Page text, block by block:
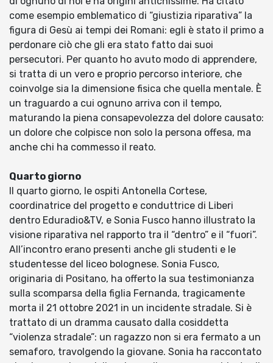
come esempio emblematico di “giustizia riparativa” la
figura di Gesù ai tempi dei Romani: egli è stato il primo a
perdonare ciò che gli era stato fatto dai suoi
persecutori. Per quanto ho avuto modo di apprendere,
si tratta di un vero e proprio percorso interiore, che
coinvolge sia la dimensione fisica che quella mentale. È
un traguardo a cui ognuno arriva con il tempo,
maturando la piena consapevolezza del dolore causato:
un dolore che colpisce non solo la persona offesa, ma
anche chi ha commesso il reato.
Quarto giorno
Il quarto giorno, le ospiti Antonella Cortese,
coordinatrice del progetto e conduttrice di Liberi
dentro Eduradio&TV, e Sonia Fusco hanno illustrato la
visione riparativa nel rapporto tra il “dentro” e il “fuori”.
All’incontro erano presenti anche gli studenti e le
studentesse del liceo bolognese. Sonia Fusco,
originaria di Positano, ha offerto la sua testimonianza
sulla scomparsa della figlia Fernanda, tragicamente
morta il 21 ottobre 2021 in un incidente stradale. Si è
trattato di un dramma causato dalla cosiddetta
“violenza stradale”: un ragazzo non si era fermato a un
semaforo, travolgendo la giovane. Sonia ha raccontato